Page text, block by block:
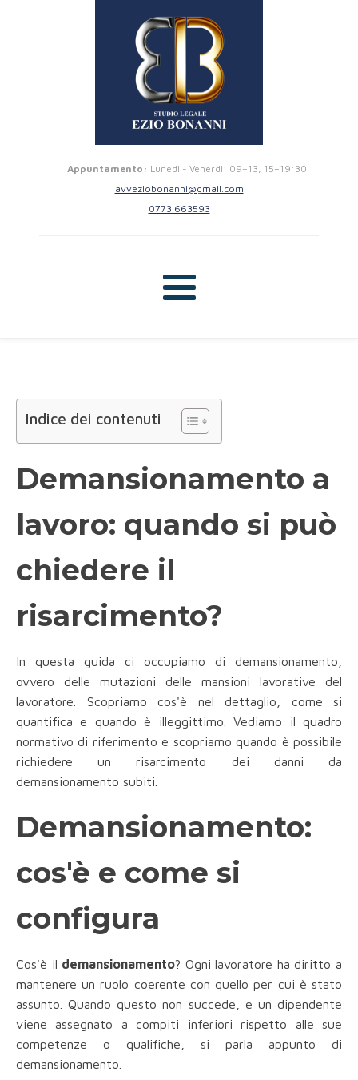
Appuntamento: Lunedi - Venerdi: 09–13, 15–19:30
avveziobonanni@gmail.com
0773 663593
Indice dei contenuti
Demansionamento a
lavoro: quando si può
chiedere il
risarcimento?
In questa guida ci occupiamo di demansionamento,
ovvero delle mutazioni delle mansioni lavorative del
lavoratore. Scopriamo cos'è nel dettaglio, come si
quantifica e quando è illeggittimo. Vediamo il quadro
normativo di riferimento e scopriamo quando è possibile
richiedere un risarcimento dei danni da
demansionamento subiti.
Demansionamento:
cos'è e come si
configura
Cos'è il demansionamento? Ogni lavoratore ha diritto a
mantenere un ruolo coerente con quello per cui è stato
assunto. Quando questo non succede, e un dipendente
viene assegnato a compiti inferiori rispetto alle sue
competenze o qualifiche, si parla appunto di
demansionamento.